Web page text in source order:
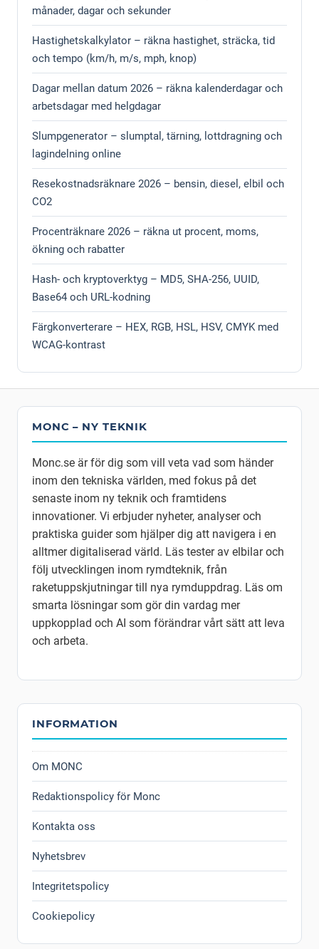
månader, dagar och sekunder
Hastighetskalkylator – räkna hastighet, sträcka, tid
och tempo (km/h, m/s, mph, knop)
Dagar mellan datum 2026 – räkna kalenderdagar och
arbetsdagar med helgdagar
Slumpgenerator – slumptal, tärning, lottdragning och
lagindelning online
Resekostnadsräknare 2026 – bensin, diesel, elbil och
CO2
Procenträknare 2026 – räkna ut procent, moms,
ökning och rabatter
Hash- och kryptoverktyg – MD5, SHA-256, UUID,
Base64 och URL-kodning
Färgkonverterare – HEX, RGB, HSL, HSV, CMYK med
WCAG-kontrast
MONC – NY TEKNIK
Monc.se är för dig som vill veta vad som händer
inom den tekniska världen, med fokus på det
senaste inom ny teknik och framtidens
innovationer. Vi erbjuder nyheter, analyser och
praktiska guider som hjälper dig att navigera i en
alltmer digitaliserad värld. Läs tester av elbilar och
följ utvecklingen inom rymdteknik, från
raketuppskjutningar till nya rymduppdrag. Läs om
smarta lösningar som gör din vardag mer
uppkopplad och AI som förändrar vårt sätt att leva
och arbeta.
INFORMATION
Om MONC
Redaktionspolicy för Monc
Kontakta oss
Nyhetsbrev
Integritetspolicy
Cookiepolicy